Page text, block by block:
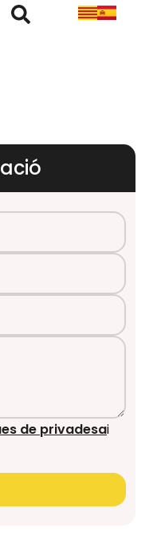
de privadesai